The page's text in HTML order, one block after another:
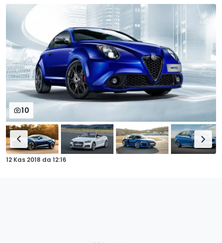
10
12 Kas 2018 da 12:16